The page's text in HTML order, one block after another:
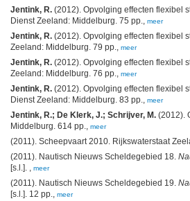
Jentink, R. (2012). Opvolging effecten flexibel
Dienst Zeeland: Middelburg. 75 pp.,
meer
Jentink, R. (2012). Opvolging effecten flexibel
Zeeland: Middelburg. 79 pp.,
meer
Jentink, R. (2012). Opvolging effecten flexibel
Zeeland: Middelburg. 76 pp.,
meer
Jentink, R. (2012). Opvolging effecten flexibel
Dienst Zeeland: Middelburg. 83 pp.,
meer
Jentink, R.; De Klerk, J.; Schrijver, M. (2012).
Middelburg. 614 pp.,
meer
(2011). Scheepvaart 2010. Rijkswaterstaat
(2011). Nautisch Nieuws Scheldegebied 18.
[s.l.]. ,
meer
(2011). Nautisch Nieuws Scheldegebied 19.
[s.l.]. 12 pp.,
meer